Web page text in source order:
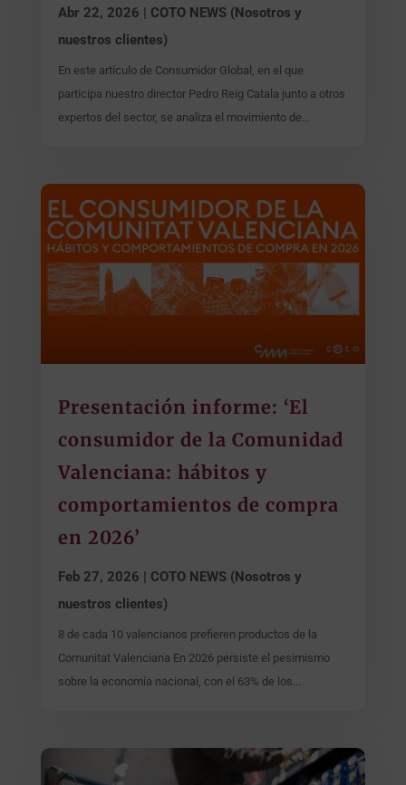
Abr 22, 2026 | COTO NEWS (Nosotros y
nuestros clientes)
En este artículo de Consumidor Global, en el que
participa nuestro director Pedro Reig Catala junto a otros
expertos del sector, se analiza el movimiento de...
Presentación informe: ‘El
consumidor de la Comunidad
Valenciana: hábitos y
comportamientos de compra
en 2026’
Feb 27, 2026 | COTO NEWS (Nosotros y
nuestros clientes)
8 de cada 10 valencianos prefieren productos de la
Comunitat Valenciana En 2026 persiste el pesimismo
sobre la economía nacional, con el 63% de los...